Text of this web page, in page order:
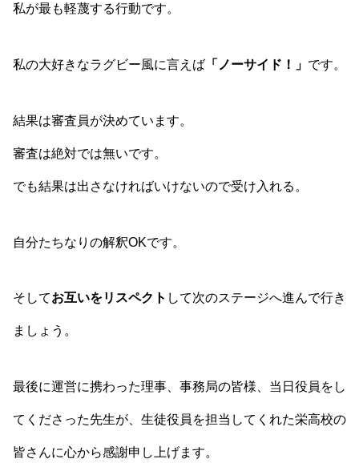
私が最も軽蔑する行動です。
私の大好きなラグビー風に言えば 「ノーサイド！」 です。
結果は審査員が決めています。
審査は絶対では無いです。
でも結果は出さなければいけないので受け入れる。
自分たちなりの解釈OKです。
そしてお互いをリスペクト して次のステージへ進んで行き
ましょう。
最後に運営に携わった理事、事務局の皆様、当日役員をし
てくださった先生が、生徒役員を担当してくれた栄高校の
皆さんに心から感謝申し上げます。